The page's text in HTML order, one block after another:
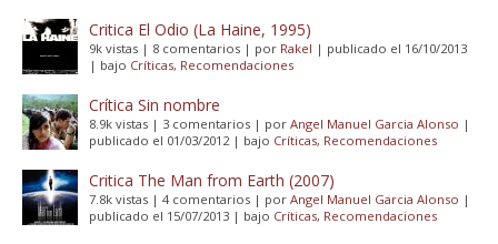
Critica El Odio (La Haine, 1995)
9k vistas | 8 comentarios | por Rakel | publicado el 16/10/2013
| bajo Críticas, Recomendaciones
Crítica Sin nombre
8.9k vistas | 3 comentarios | por Angel Manuel Garcia Alonso |
publicado el 01/03/2012| bajo Críticas, Recomendaciones
Critica The Man from Earth (2007)
7.8k vistas | 4 comentarios | por Angel Manuel Garcia Alonso |
publicado el 15/07/2013 | bajo Críticas, Recomendaciones